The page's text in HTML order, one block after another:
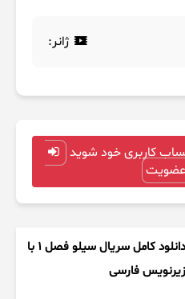
ژانر:
کاربری خود شوید
عضویت
دانلود کامل سریال سیلو فصل ۱ با
زیرنویس فارسی